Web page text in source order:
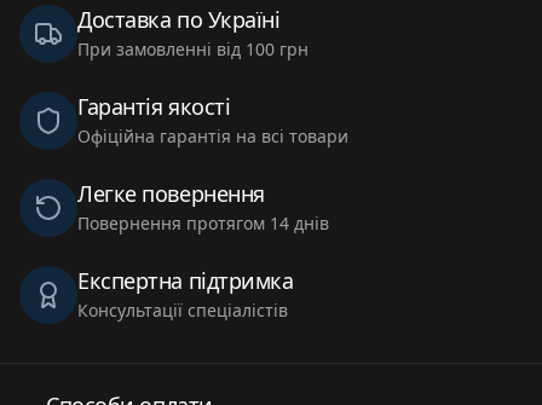
Доставка по Україні
При замовленні від 100 грн
Гарантія якості
Офіційна гарантія на всі товари
Легке повернення
Повернення протягом 14 днів
Експертна підтримка
Консультації спеціалістів